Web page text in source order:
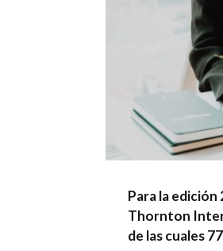
Para la
Thornton
de las cuales